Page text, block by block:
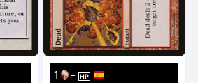
1 - HP